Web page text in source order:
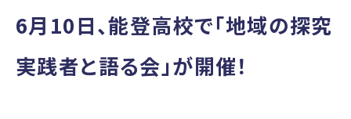
6月10日、能登高校で「地域の探究
実践者と語る会」が開催！